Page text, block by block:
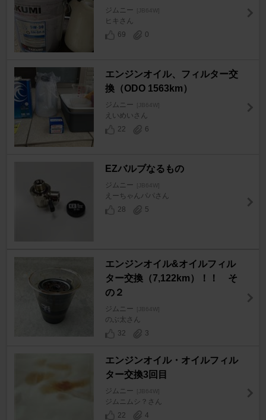
ジムニー [JB64W]
ヒキさん
69
0
エンジンオイル、フィルター交
換（ODO 1563km）
ジムニー [JB64W]
えいめいさん
22
6
EZバルブなるもの
ジムニー [JB64W]
えーちゃんパパさん
28
5
エンジンオイル&オイルフィル
ター交換（7,122km）！！ そ
の２
ジムニー [JB64W]
のぶ太さん
32
3
エンジンオイル・オイルフィル
ター交換3回目
ジムニー [JB64W]
ジムニムシ？さん
22
4